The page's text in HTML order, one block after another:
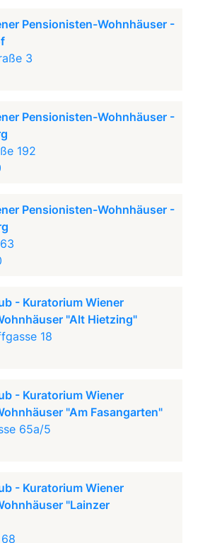
Pensionisten-Wohnhäuser -
3
Pensionisten-Wohnhäuser -
192
Pensionisten-Wohnhäuser -
- Kuratorium Wiener
"Alt Hietzing"
18
- Kuratorium Wiener
"Am Fasangarten"
65a/5
- Kuratorium Wiener
"Lainzer